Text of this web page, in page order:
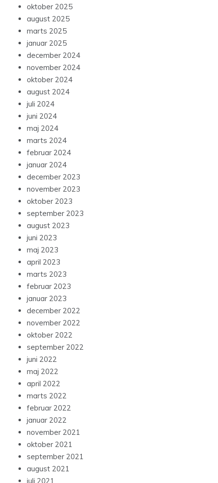
oktober 2025
august 2025
marts 2025
januar 2025
december 2024
november 2024
oktober 2024
august 2024
juli 2024
juni 2024
maj 2024
marts 2024
februar 2024
januar 2024
december 2023
november 2023
oktober 2023
september 2023
august 2023
juni 2023
maj 2023
april 2023
marts 2023
februar 2023
januar 2023
december 2022
november 2022
oktober 2022
september 2022
juni 2022
maj 2022
april 2022
marts 2022
februar 2022
januar 2022
november 2021
oktober 2021
september 2021
august 2021
juli 2021